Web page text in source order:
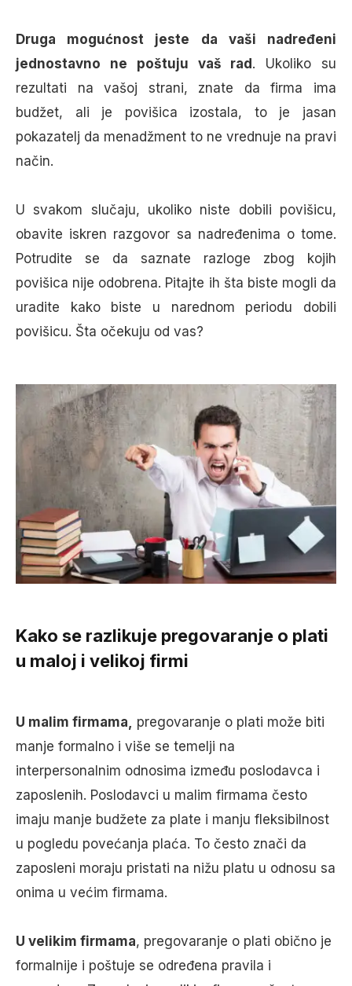
Druga mogućnost jeste da vaši nadređeni
jednostavno ne poštuju vaš rad . Ukoliko su
rezultati na vašoj strani, znate da firma ima
budžet, ali je povišica izostala, to je jasan
pokazatelj da menadžment to ne vrednuje na pravi
način.
U svakom slučaju, ukoliko niste dobili povišicu,
obavite iskren razgovor sa nadređenima o tome.
Potrudite se da saznate razloge zbog kojih
povišica nije odobrena. Pitajte ih šta biste mogli da
uradite kako biste u narednom periodu dobili
povišicu. Šta očekuju od vas?
Kako se razlikuje pregovaranje o plati
u maloj i velikoj firmi
U malim firmama, pregovaranje o plati može biti
manje formalno i više se temelji na
interpersonalnim odnosima između poslodavca i
zaposlenih. Poslodavci u malim firmama često
imaju manje budžete za plate i manju fleksibilnost
u pogledu povećanja plaća. To često znači da
zaposleni moraju pristati na nižu platu u odnosu sa
onima u većim firmama.
U velikim firmama, pregovaranje o plati obično je
formalnije i poštuje se određena pravila i